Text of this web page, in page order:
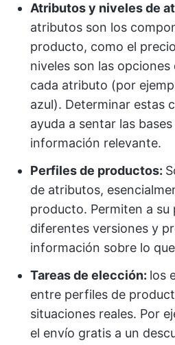
Atributos y niveles de
atributos son los
producto, como el
niveles son las opciones
cada atributo (por
azul). Determinar estas
ayuda a sentar las
información relevante.
Perfiles de productos:
de atributos,
producto. Permiten a su
diferentes versiones y
información sobre lo
Tareas de elección: los
entre perfiles de
situaciones reales. Por
el envío gratis a un